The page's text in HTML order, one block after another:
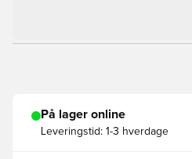
På lager online
Leveringstid: 1-3 hverdage